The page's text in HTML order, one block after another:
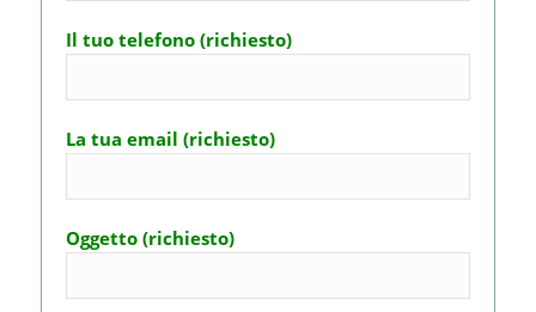
Il tuo telefono (richiesto)
La tua email (richiesto)
Oggetto (richiesto)